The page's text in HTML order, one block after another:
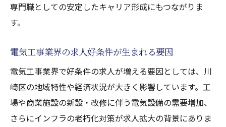
専門職としての安定したキャリア形成にもつながりま
す。
電気工事業界の求人好条件が生まれる要因
電気工事業界で好条件の求人が増える要因としては、川
崎区の地域特性や経済状況が大きく影響しています。工
場や商業施設の新設・改修に伴う電気設備の需要増加、
さらにインフラの老朽化対策が求人拡大の背景にありま